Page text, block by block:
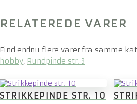
RELATEREDE VARER
Find endnu flere varer fra samme
hobby, Rundpinde str. 3
STRIKKEPINDE STR. 10